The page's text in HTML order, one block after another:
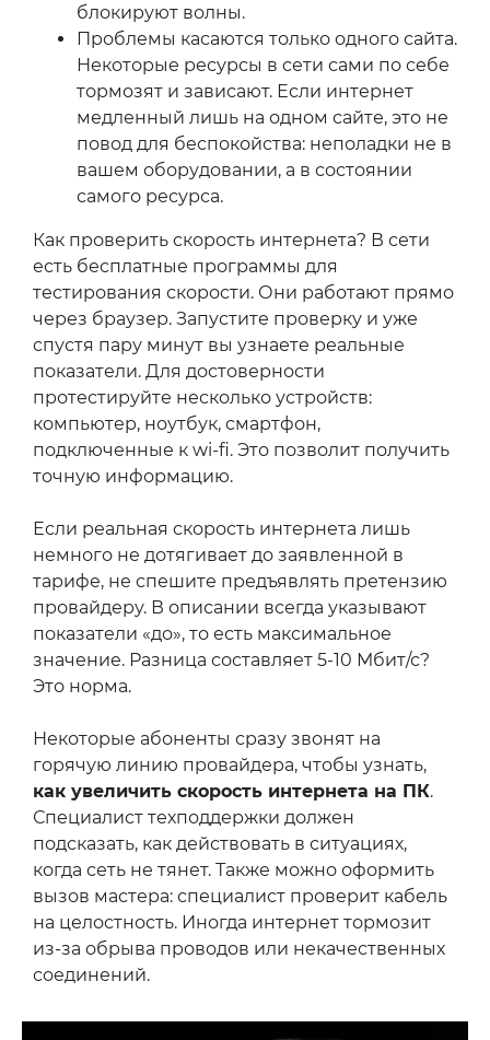
блокируют волны.
Проблемы касаются только одного сайта.
Некоторые ресурсы в сети сами по себе
тормозят и зависают. Если интернет
медленный лишь на одном сайте, это не
повод для беспокойства: неполадки не в
вашем оборудовании, а в состоянии
самого ресурса.
Как проверить скорость интернета? В сети
есть бесплатные программы для
тестирования скорости. Они работают прямо
через браузер. Запустите проверку и уже
спустя пару минут вы узнаете реальные
показатели. Для достоверности
протестируйте несколько устройств:
компьютер, ноутбук, смартфон,
подключенные к wi-fi. Это позволит получить
точную информацию.
Если реальная скорость интернета лишь
немного не дотягивает до заявленной в
тарифе, не спешите предъявлять претензию
провайдеру. В описании всегда указывают
показатели «до», то есть максимальное
значение. Разница составляет 5-10 Мбит/с?
Это норма.
Некоторые абоненты сразу звонят на
горячую линию провайдера, чтобы узнать,
как увеличить скорость интернета на ПК.
Специалист техподдержки должен
подсказать, как действовать в ситуациях,
когда сеть не тянет. Также можно оформить
вызов мастера: специалист проверит кабель
на целостность. Иногда интернет тормозит
из-за обрыва проводов или некачественных
соединений.